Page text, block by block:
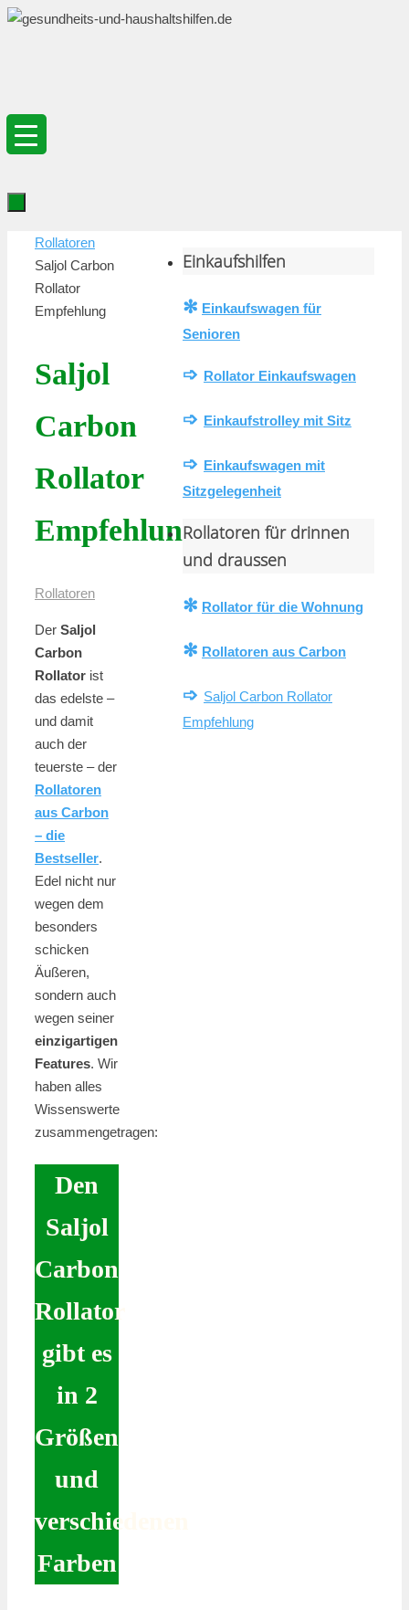
Zum
Inhalt
springen
Startseite
Rollatoren
Saljol Carbon
Rollator
Empfehlung
Saljol
Carbon
Rollator
Empfehlung
Rollatoren
Der Saljol
Carbon
Rollator ist
das edelste –
und damit
auch der
teuerste – der
Rollatoren
aus Carbon
– die
Bestseller.
Edel nicht nur
wegen dem
besonders
schicken
Äußeren,
sondern auch
wegen seiner
einzigartigen
Features. Wir
haben alles
Wissenswerte
zusammengetragen:
Den
Saljol
Carbon
Rollator
gibt es
in 2
Größen
und
verschiedenen
Farben
Einkaufshilfen
✻ Einkaufswagen für
Senioren
➩ Rollator Einkaufswagen
➩ Einkaufstrolley mit Sitz
➩ Einkaufswagen mit
Sitzgelegenheit
Rollatoren für drinnen
und draussen
✻ Rollator für die Wohnung
✻ Rollatoren aus Carbon
➩ Saljol Carbon Rollator
Empfehlung